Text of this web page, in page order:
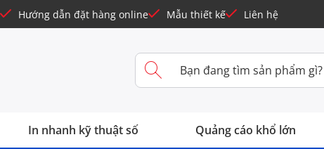
Hướng dẫn đặt hàng online Mẫu thiết kế Liên hệ
In nhanh kỹ thuật số Quảng cáo khổ lớn